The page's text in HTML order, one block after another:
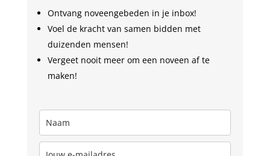
Ontvang noveengebeden in je inbox!
Voel de kracht van samen bidden met
duizenden mensen!
Vergeet nooit meer om een noveen af te
maken!